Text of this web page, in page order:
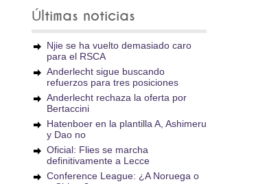
Últimas noticias
Njie se ha vuelto demasiado caro
para el RSCA
Anderlecht sigue buscando
refuerzos para tres posiciones
Anderlecht rechaza la oferta por
Bertaccini
Hatenboer en la plantilla A, Ashimeru
y Dao no
Oficial: Flies se marcha
definitivamente a Lecce
Conference League: ¿A Noruega o